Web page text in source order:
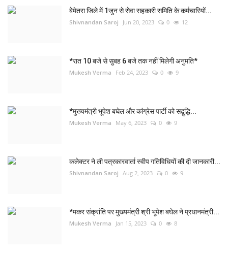
बेमेतरा जिले में 1जुन से सेवा सहकारी समिति के कर्मचारियों...
Shivnandan Saroj Jun 20, 2023 0 12
*रात 10 बजे से सुबह 6 बजे तक नहीं मिलेगी अनुमति*
Mukesh Verma Feb 24, 2023 0 9
*मुख्यमंत्री भूपेश बघेल और कांग्रेस पार्टी को सद्बुद्धि...
Mukesh Verma May 6, 2023 0 9
कलेक्टर ने ली पत्रकारवार्ता स्वीप गतिविधियों की दी जानकारी...
Shivnandan Saroj Aug 2, 2023 0 9
*मकर संक्रांति पर मुख्यमंत्री श्री भूपेश बघेल ने प्रधानमंत्री...
Mukesh Verma Jan 15, 2023 0 8